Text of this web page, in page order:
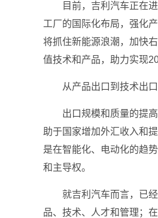
目前，吉利汽车正在
工厂的国际化布局，强化
将抓住新能源浪潮，加快
值技术和产品，助力实现
从产品出口到技术出
出口规模和质量的提
助于国家增加外汇收入和
是在智能化、电动化的趋
和主导权。
就吉利汽车而言，已
品、技术、人才和管理；